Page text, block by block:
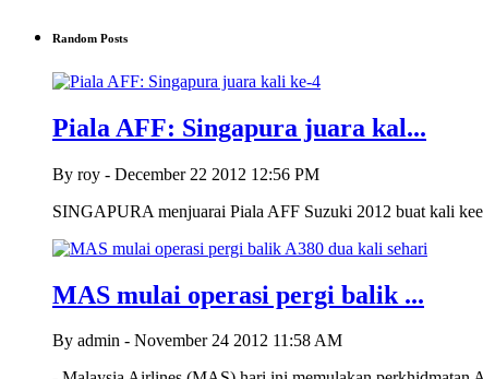
Random Posts
Piala AFF: Singapura juara kal...
By roy - December 22 2012 12:56 PM
SINGAPURA menjuarai Piala AFF Suzuki 2012 buat kali
MAS mulai operasi pergi balik ...
By admin - November 24 2012 11:58 AM